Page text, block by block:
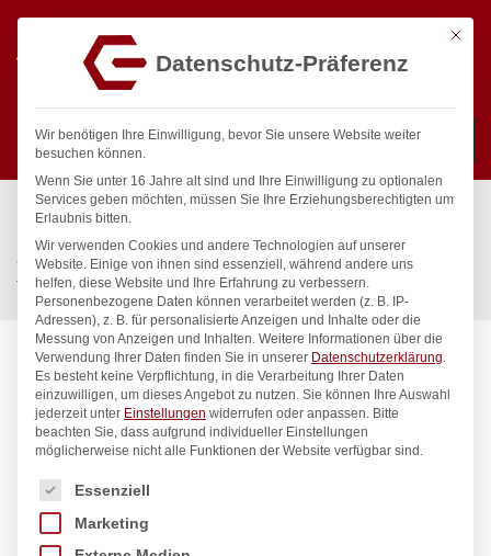
Suchen
Start / Gastronomiebedarf & Gastro Geräte für Profis
Küchenartikel
Gastronormbehälter
/
Gastronorm-Behälter 1/3, HENDI, Profi Line, GN 1/3, 7,8L,
Transparent, 325x176x(H)200mm
Mit
Datenschutz-Präferenz
Wir benötigen Ihre Einwilligung, bevor Sie unsere Website weiter
besuchen können.
Wenn Sie unter 16 Jahre alt sind und Ihre Einwilligung zu optionalen
Services geben möchten, müssen Sie Ihre Erziehungsberechtigten um
Erlaubnis bitten.
Wir verwenden Cookies und andere Technologien auf unserer
Website. Einige von ihnen sind essenziell, während andere uns
helfen, diese Website und Ihre Erfahrung zu verbessern.
Personenbezogene Daten können verarbeitet werden (z. B. IP-
Adressen), z. B. für personalisierte Anzeigen und Inhalte oder die
Messung von Anzeigen und Inhalten. Weitere Informationen über die
Verwendung Ihrer Daten finden Sie in unserer Datenschutzerklärung.
Es besteht keine Verpflichtung, in die Verarbeitung Ihrer Daten
einzuwilligen, um dieses Angebot zu nutzen. Sie können Ihre Auswahl
jederzeit unter Einstellungen widerrufen oder anpassen. Bitte
beachten Sie, dass aufgrund individueller Einstellungen
möglicherweise nicht alle Funktionen der Website verfügbar sind.
Es folgt eine Liste der Service-Gruppen, für die eine
Essenziell
Marketing